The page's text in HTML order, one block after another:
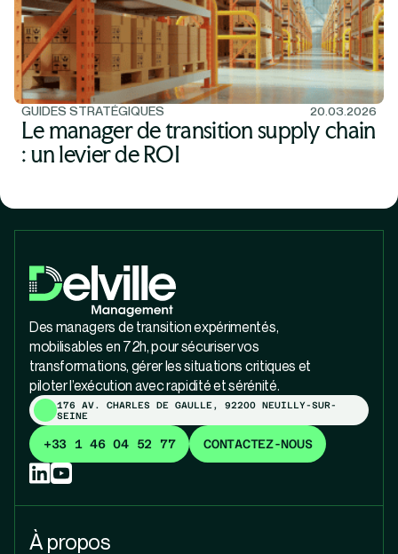
GUIDES STRATÉGIQUES 20.03.2026
Le manager de transition supply chain
: un levier de ROI
Des managers de transition expérimentés,
mobilisables en 72h, pour sécuriser vos
transformations, gérer les situations critiques et
piloter l’exécution avec rapidité et sérénité.
176 AV. CHARLES DE GAULLE, 92200 NEUILLY-SUR-
SEINE
+33 1 46 04 52 77 CONTACTEZ-NOUS
À propos